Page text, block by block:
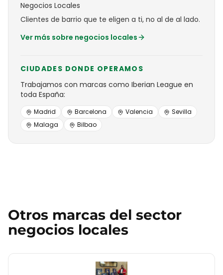
Negocios Locales
Clientes de barrio que te eligen a ti, no al de al lado.
Ver más sobre negocios locales
CIUDADES DONDE OPERAMOS
Trabajamos con marcas como Iberian League en
toda España:
Madrid Barcelona Valencia
Sevilla
Malaga
Bilbao
Otros marcas del sector
negocios locales